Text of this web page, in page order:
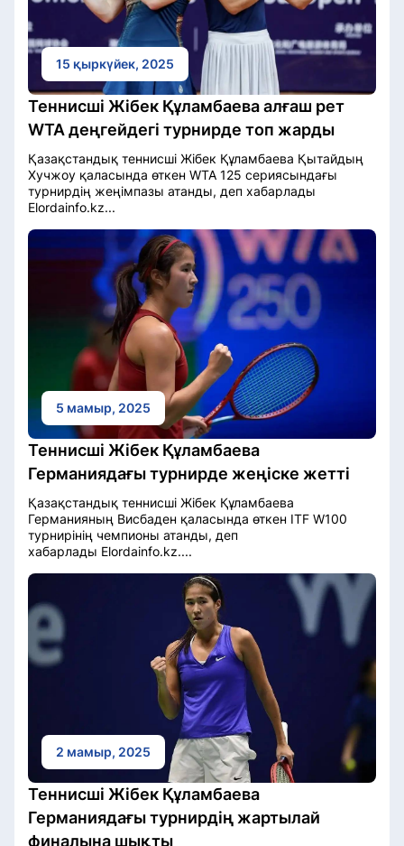
15 қыркүйек, 2025
Теннисші Жібек Құламбаева алғаш рет
WTA деңгейдегі турнирде топ жарды
Қазақстандық теннисші Жібек Құламбаева Қытайдың
Хучжоу қаласында өткен WTA 125 сериясындағы
турнирдің жеңімпазы атанды, деп хабарлады
Elordainfo.kz...
5 мамыр, 2025
Теннисші Жібек Құламбаева
Германиядағы турнирде жеңіске жетті
Қазақстандық теннисші Жібек Құламбаева
Германияның Висбаден қаласында өткен ITF W100
турнирінің чемпионы атанды, деп
хабарлады Elordainfo.kz....
2 мамыр, 2025
Теннисші Жібек Құламбаева
Германиядағы турнирдің жартылай
финалына шықты